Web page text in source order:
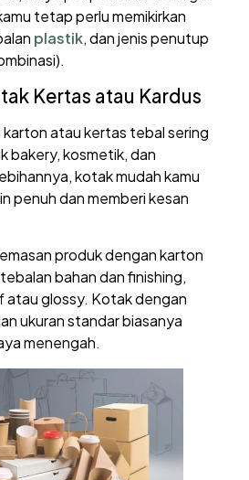
tetap perlu memikirkan
plastik, dan jenis penutup
Kertas atau Kardus
karton atau kertas tebal sering
bakery, kosmetik, dan
kotak mudah kamu
penuh dan memberi kesan
produk dengan karton
bahan dan finishing,
atau glossy. Kotak dengan
ukuran standar biasanya
menengah.